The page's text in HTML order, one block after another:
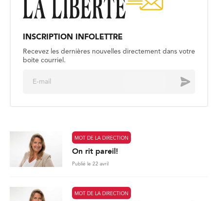
INSCRIPTION INFOLETTRE
Recevez les dernières nouvelles directement dans votre
boite courriel.
Envoyer
MOT DE LA DIRECTION
On rit pareil!
Publié le 22 avril
MOT DE LA DIRECTION